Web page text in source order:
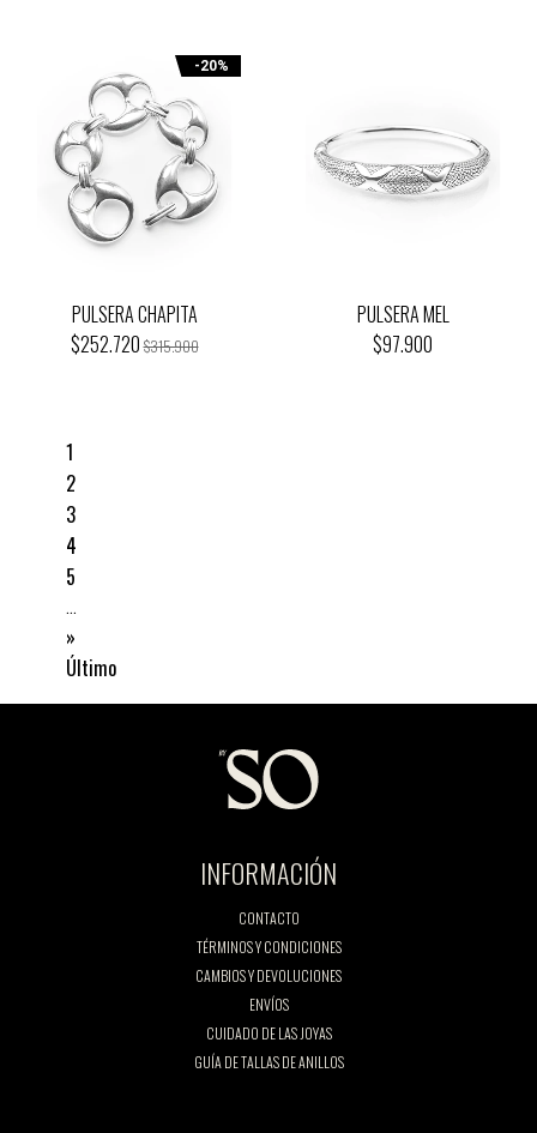
-20%
PULSERA CHAPITA
$252.720 $315.900
PULSERA MEL
$97.900
1
2
3
4
5
...
»
Último
INFORMACIÓN
CONTACTO
TÉRMINOS Y CONDICIONES
CAMBIOS Y DEVOLUCIONES
ENVÍOS
CUIDADO DE LAS JOYAS
GUÍA DE TALLAS DE ANILLOS